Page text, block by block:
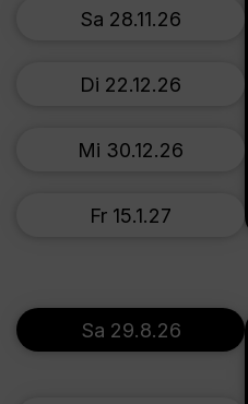
Sa 28.11.26
Di 22.12.26
Mi 30.12.26
Fr 15.1.27
Sa 29.8.26